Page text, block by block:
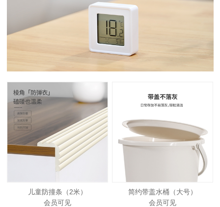
儿童防撞条（2米）
会员可见
简约带盖水桶（大号）
会员可见